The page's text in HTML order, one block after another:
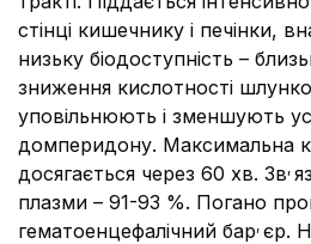
стінці кишечнику і печінки,
низьку біодоступність –
зниження кислотності
уповільнюють і зменшують
домперидону. Максимальна
досягається через 60 хв. Зв,
плазми – 91-93 %. Погано
гематоенцефалічний бар, єр.